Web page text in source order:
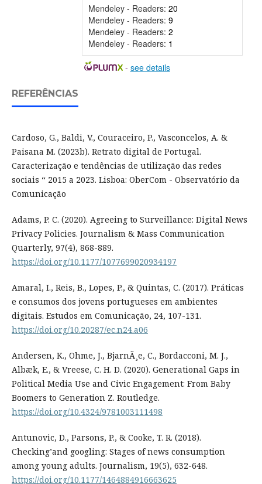
Mendeley - Readers: 20
Mendeley - Readers: 9
Mendeley - Readers: 2
Mendeley - Readers: 1
- see details
REFERÊNCIAS
Cardoso, G., Baldi, V., Couraceiro, P., Vasconcelos, A. &
Paisana M. (2023b). Retrato digital de Portugal.
Caracterização e tendências de utilização das redes
sociais “ 2015 a 2023. Lisboa: OberCom - Observatório da
Comunicação
Adams, P. C. (2020). Agreeing to Surveillance: Digital News
Privacy Policies. Journalism & Mass Communication
Quarterly, 97(4), 868-889.
https://doi.org/10.1177/1077699020934197
Amaral, I., Reis, B., Lopes, P., & Quintas, C. (2017). Práticas
e consumos dos jovens portugueses em ambientes
digitais. Estudos em Comunicação, 24, 107-131.
https://doi.org/10.20287/ec.n24.a06
Andersen, K., Ohme, J., BjarnÃ¸e, C., Bordacconi, M. J.,
Albæk, E., & Vreese, C. H. D. (2020). Generational Gaps in
Political Media Use and Civic Engagement: From Baby
Boomers to Generation Z. Routledge.
https://doi.org/10.4324/9781003111498
Antunovic, D., Parsons, P., & Cooke, T. R. (2018).
Checking’and googling: Stages of news consumption
among young adults. Journalism, 19(5), 632-648.
https://doi.org/10.1177/1464884916663625